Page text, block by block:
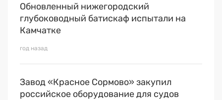
Премия 2025
Обновленный нижегородский
глубоководный батискаф испытали на
Камчатке
год назад
Завод «Красное Сормово» закупил
российское оборудование для судов